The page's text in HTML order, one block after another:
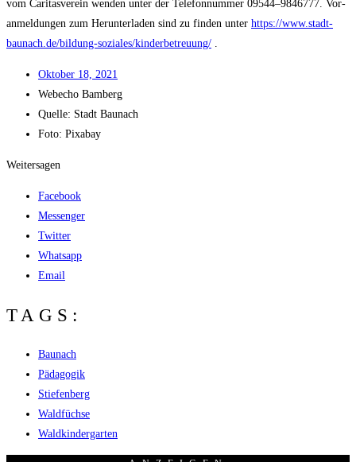
vom Cari­tas­ver­ein wen­den unter der Tele­fon­num­mer 09544–9846777. Vor­
anmel­dun­gen zum Her­un­ter­la­den sind zu fin­den unter https://www.stadt-
baunach.de/bildung-soziales/kinderbetreuung/
Okto­ber 18, 2021
Web­echo Bamberg
Quel­le: Stadt Baunach
Foto: Pixabay
Weitersagen
Facebook
Messenger
Twitter
Whatsapp
Email
TAGS:
Baunach
Pädagogik
Stiefenberg
Waldfüchse
Waldkindergarten